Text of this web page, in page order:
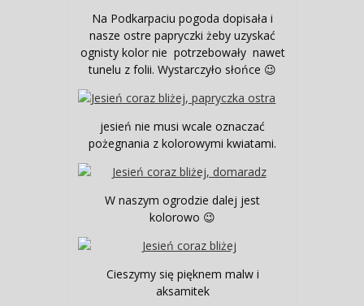
Na Podkarpaciu pogoda dopisała i
nasze ostre papryczki żeby uzyskać
ognisty kolor nie potrzebowały nawet
tunelu z folii. Wystarczyło słońce 😉
jesień nie musi wcale oznaczać
pożegnania z kolorowymi kwiatami.
W naszym ogrodzie dalej jest
kolorowo 😉
Cieszymy się pięknem malw i
aksamitek